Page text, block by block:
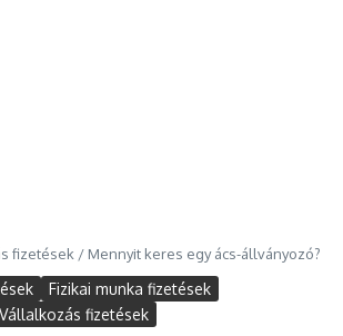
fizetések / Mennyit keres egy ács-állványozó?
Fizikai munka fizetések
Vállalkozás fizetések